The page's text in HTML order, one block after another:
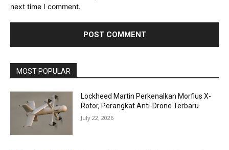
next time I comment.
MOST POPULAR
Lockheed Martin Perkenalkan Morfius X-
Rotor, Perangkat Anti-Drone Terbaru
July 22, 2026